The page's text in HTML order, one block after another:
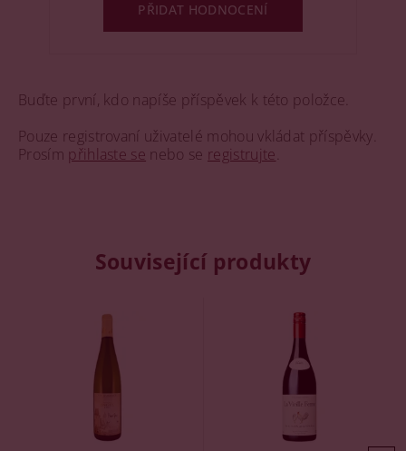
Buďte první, kdo napíše příspěvek k této položce.
Pouze registrovaní uživatelé mohou vkládat příspěvky.
Prosím přihlaste se nebo se registrujte
PŘIDAT HODNOCENÍ
Související produkty